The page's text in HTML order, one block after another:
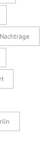
Nachträge